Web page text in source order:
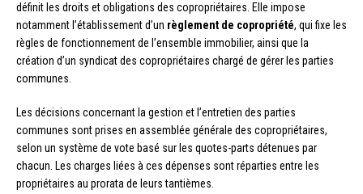
définit les droits et obligations des copropriétaires. Elle impose
notamment l’établissement d’un règlement de copropriété, qui fixe les
règles de fonctionnement de l’ensemble immobilier, ainsi que la
création d’un syndicat des copropriétaires chargé de gérer les parties
communes.
Les décisions concernant la gestion et l’entretien des parties
communes sont prises en assemblée générale des copropriétaires,
selon un système de vote basé sur les quotes-parts détenues par
chacun. Les charges liées à ces dépenses sont réparties entre les
propriétaires au prorata de leurs tantièmes.